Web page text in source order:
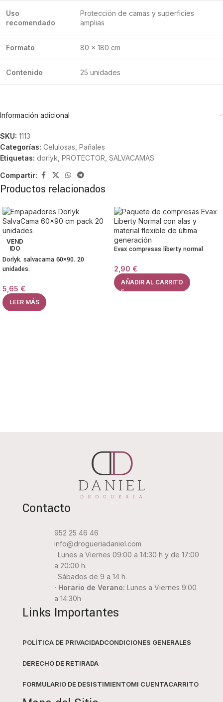
Uso
recomendado
Protección de camas y superficies
amplias
Formato 80 x 180 cm
Contenido 25 unidades
Información adicional
SKU: 1113
Categorías: Celulosas Pañales
Etiquetas: dorlyk PROTECTOR SALVACAMAS
Compartir:
Productos relacionados
VEND
IDO
Dorlyk. salvacama 60×90. 20
unidades.
5,65 €
LEER MÁS
Evax compresas liberty normal
2,90 €
AÑADIR AL CARRITO
Contacto
952 25 46 46
info@drogueriadaniel.com
· Lunes a Viernes 09:00 a 14:30 h y de 17:00
a 20:00 h.
· Sábados de 9 a 14 h.
· Horario de Verano: Lunes a Viernes 9:00
a 14:30h
Links Importantes
POLÍTICA DE PRIVACIDADCONDICIONES GENERALES
DERECHO DE RETIRADA
FORMULARIO DE DESISTIMIENTOMI CUENTACARRITO